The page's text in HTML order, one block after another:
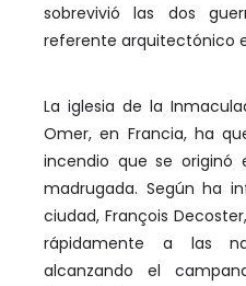
sobrevivió las dos
referente arquitectónico
La iglesia de la
Omer, en Francia, ha
incendio que se originó
madrugada. Según ha
ciudad, François
rápidamente a las
alcanzando el